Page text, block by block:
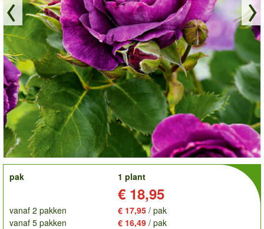
order
pak
1 plant
€ 18,95
vanaf 2 pakken € 17,95 / pak
vanaf 5 pakken
€ 16,49 / pak